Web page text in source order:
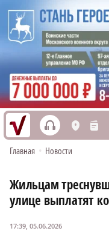
h L n
Главная • Новости
Жильцам
улице выплатят
17:39, 05.06.2026